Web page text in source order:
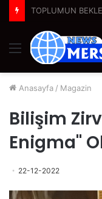
Suwen, Yeni Nesil
Menü
Anasayfa / Magazin
Bilişim
Enigma"
22-12-2022